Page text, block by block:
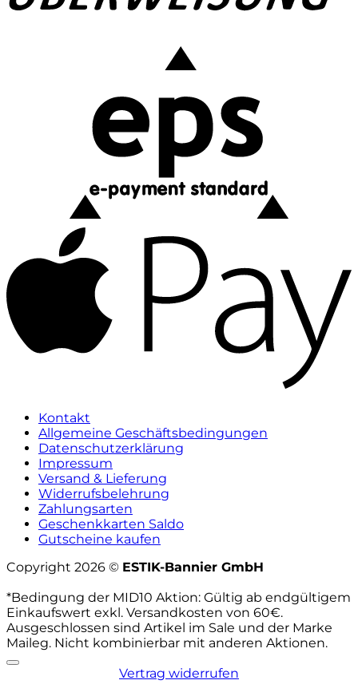
Kontakt
Allgemeine Geschäftsbedingungen
Datenschutzerklärung
Impressum
Versand & Lieferung
Widerrufsbelehrung
Zahlungsarten
Geschenkkarten Saldo
Gutscheine kaufen
Copyright 2026 © ESTIK-Bannier GmbH
*Bedingung der MID10 Aktion: Gültig ab endgültigem
Einkaufswert exkl. Versandkosten von 60€.
Ausgeschlossen sind Artikel im Sale und der Marke
Maileg. Nicht kombinierbar mit anderen Aktionen.
Vertrag widerrufen